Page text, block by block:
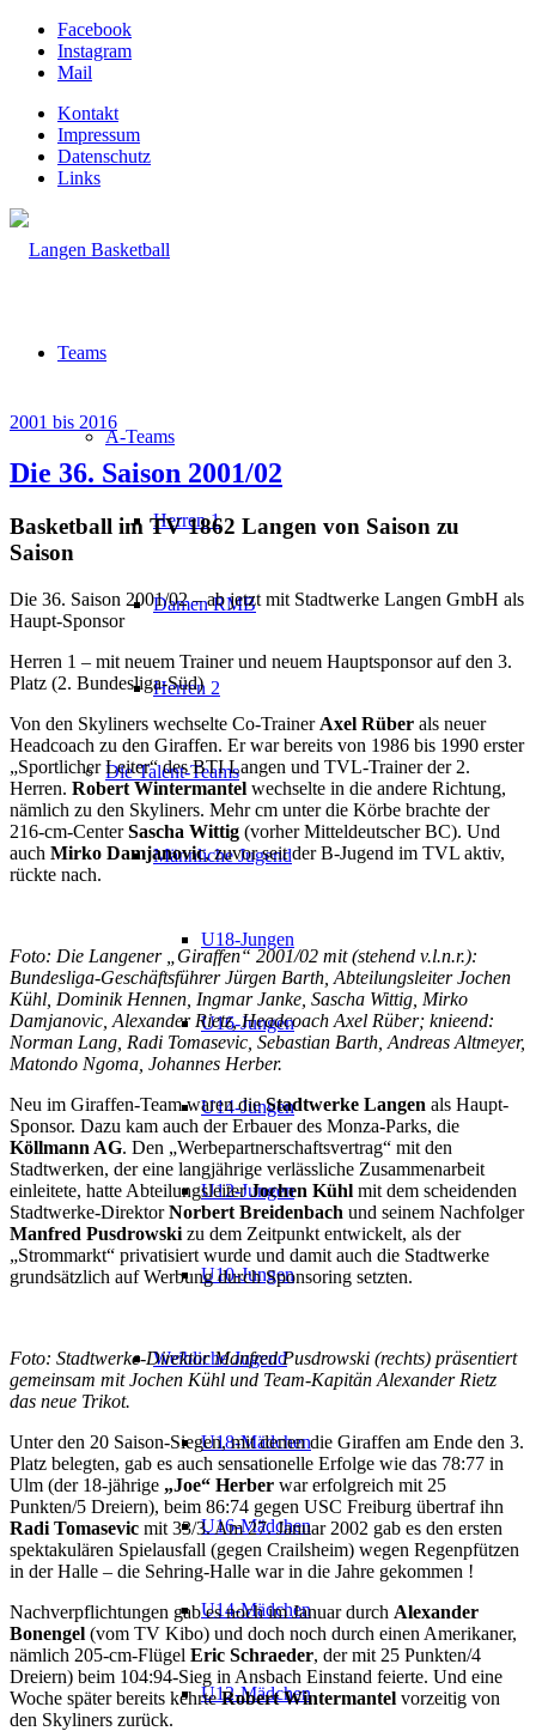
Facebook
Instagram
Mail
Kontakt
Impressum
Datenschutz
Links
Teams
A-Teams
Herren 1
Damen RMB
Herren 2
Die Talent-Teams
Männliche Jugend
U18-Jungen
U16-Jungen
U14-Jungen
U12-Jungen
U10-Jungen
Weibliche Jugend
U18-Mädchen
U16-Mädchen
U14-Mädchen
U12-Mädchen
2001 bis 2016
Die 36. Saison 2001/02
Basketball im TV 1862 Langen von Saison zu
Saison
Die 36. Saison 2001/02 – ab jetzt mit Stadtwerke Langen GmbH als
Haupt-Sponsor
Herren 1 – mit neuem Trainer und neuem Hauptsponsor auf den 3.
Platz (2. Bundesliga-Süd)
Von den Skyliners wechselte Co-Trainer Axel Rüber als neuer
Headcoach zu den Giraffen. Er war bereits von 1986 bis 1990 erster
„Sportlicher Leiter“ des BTI Langen und TVL-Trainer der 2.
Herren. Robert Wintermantel wechselte in die andere Richtung,
nämlich zu den Skyliners. Mehr cm unter die Körbe brachte der
216-cm-CenterSascha Wittig (vorher Mitteldeutscher BC). Und
auch Mirko Damjanovic, zuvor seit der B-Jugend im TVL aktiv,
rückte nach.
Foto: Die Langener „Giraffen“ 2001/02 mit (stehend v.l.n.r.):
Bundesliga-Geschäftsführer Jürgen Barth, Abteilungsleiter Jochen
Kühl, Dominik Hennen, Ingmar Janke, Sascha Wittig, Mirko
Damjanovic, Alexander Rietz, Headcoach Axel Rüber; knieend:
Norman Lang, Radi Tomasevic, Sebastian Barth, Andreas Altmeyer,
Matondo Ngoma, Johannes Herber.
Neu im Giraffen-Team waren dieStadtwerke Langen als Haupt-
Sponsor. Dazu kam auch der Erbauer des Monza-Parks, die
Köllmann AG. Den „Werbepartnerschaftsvertrag“ mit den
Stadtwerken, der eine langjährige verlässliche Zusammenarbeit
einleitete, hatte AbteilungsleiterJochen Kühl mit dem scheidenden
Stadtwerke-DirektorNorbert Breidenbach und seinem Nachfolger
Manfred Pusdrowski zu dem Zeitpunkt entwickelt, als der
„Strommarkt“ privatisiert wurde und damit auch die Stadtwerke
grundsätzlich auf Werbung durch Sponsoring setzten.
Foto: Stadtwerke-Direktor Manfred Pusdrowski (rechts) präsentiert
gemeinsam mit Jochen Kühl und Team-Kapitän Alexander Rietz
das neue Trikot.
Unter den 20 Saison-Siegen, mit denen die Giraffen am Ende den 3.
Platz belegten, gab es auch sensationelle Erfolge wie das 78:77 in
Ulm (der 18-jährige „Joe“ Herber war erfolgreich mit 25
Punkten/5 Dreiern), beim 86:74 gegen USC Freiburg übertraf ihn
Radi Tomasevic mit 33/3. Am 27. Januar 2002 gab es den ersten
spektakulären Spielausfall (gegen Crailsheim) wegen Regenpfützen
in der Halle – die Sehring-Halle war in die Jahre gekommen !
Nachverpflichtungen gab es noch im Januar durch Alexander
Bonengel (vom TV Kibo) und doch noch durch einen Amerikaner,
nämlich 205-cm-Flügel Eric Schraeder, der mit 25 Punkten/4
Dreiern) beim 104:94-Sieg in Ansbach Einstand feierte. Und eine
Woche später bereits kehrteRobert Wintermantel vorzeitig von
den Skyliners zurück.